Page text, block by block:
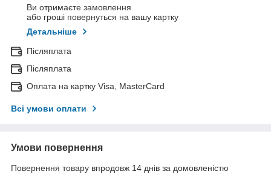
Ви отримаєте замовлення
або гроші повернуться на вашу картку
Детальніше
Післяплата
Післяплата
Оплата на картку Visa, MasterCard
Всі умови оплати
Умови повернення
Повернення товару впродовж 14 днів за домовленістю